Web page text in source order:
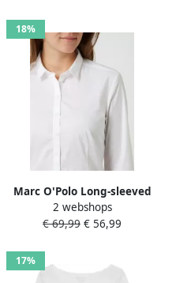
18%
Marc O'Polo Long-sleeved
blouse Wit Dames
2 webshops
€ 69,99 € 56,99
17%